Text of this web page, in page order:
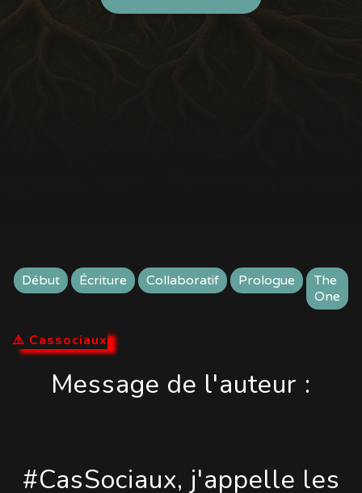
Début Écriture Collaboratif Prologue
The
One
⚠️ Cassociaux
Message de l'auteur :
#CasSociaux, j'appelle les